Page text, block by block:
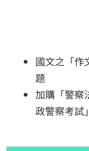
國文之「作
題
加購「警察
政警察考試」